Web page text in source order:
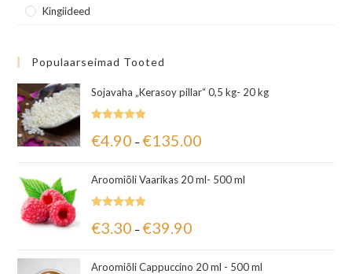
Kingiideed
Populaarseimad Tooted
Sojavaha „Kerasoy pillar“ 0,5 kg- 20 kg
5.00/ 5
€4.90 – €135.00
Aroomiõli Vaarikas 20 ml- 500 ml
5.00/ 5
€3.30 – €39.90
Aroomiõli Cappuccino 20 ml - 500 ml